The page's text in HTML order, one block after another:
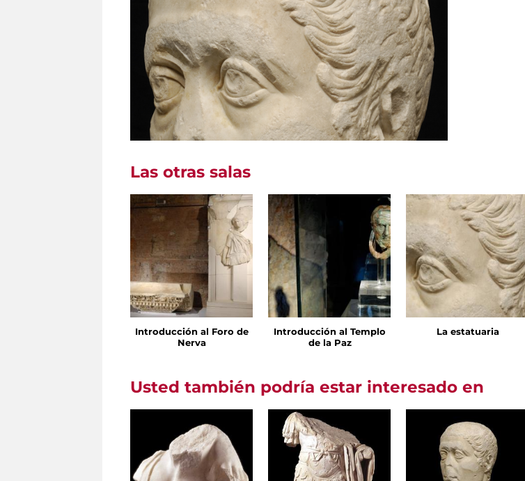
Las otras salas
Introducción al Foro de
Nerva
Introducción al Templo
de la Paz
La estatuaria
Usted también podría estar interesado en